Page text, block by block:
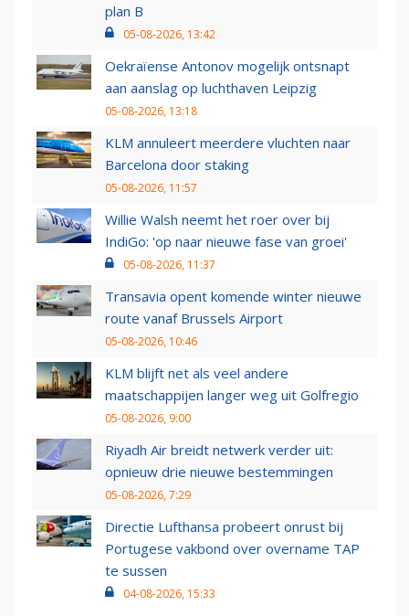
plan B
05-08-2026, 13:42
Oekraïense Antonov mogelijk ontsnapt
aan aanslag op luchthaven Leipzig
05-08-2026, 13:18
KLM annuleert meerdere vluchten naar
Barcelona door staking
05-08-2026, 11:57
Willie Walsh neemt het roer over bij
IndiGo: 'op naar nieuwe fase van groei'
05-08-2026, 11:37
Transavia opent komende winter nieuwe
route vanaf Brussels Airport
05-08-2026, 10:46
KLM blijft net als veel andere
maatschappijen langer weg uit Golfregio
05-08-2026, 9:00
Riyadh Air breidt netwerk verder uit:
opnieuw drie nieuwe bestemmingen
05-08-2026, 7:29
Directie Lufthansa probeert onrust bij
Portugese vakbond over overname TAP
te sussen
04-08-2026, 15:33